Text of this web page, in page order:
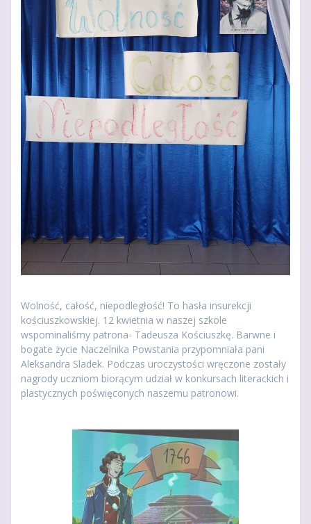
Wolność, całość, niepodległość! To hasła insurekcji
kościuszkowskiej. 12 kwietnia w naszej szkole
wspominaliśmy patrona- Tadeusza Kościuszkę. Barwne i
bogate życie Naczelnika Powstania przypomniała pani
Aleksandra Sladek. Podczas uroczystości wręczone zostały
nagrody uczniom biorącym udział w konkursach literackich i
plastycznych poświęconych naszemu patronowi.